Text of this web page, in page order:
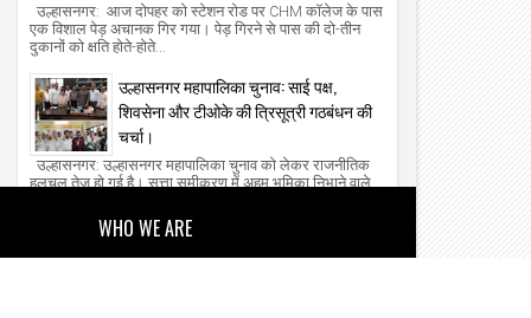
उल्हासनगर: आज दोपहर को स्टेशन रोड पर CHM कॉलेज के पास
एक विशाल पेड़ अचानक गिर गया। पेड़ गिरने से पास की दो-तीन
दुकानों को क्षति होते-होते...
उल्हासनगर महापालिका चुनाव: साई पक्ष,
शिवसेना और टीओके की त्रिसूत्री गठबंधन की
चर्चा।
उल्हासनगर: उल्हासनगर महापालिका चुनाव को लेकर राजनीतिक
हलचल तेज हो गई है। सत्ता समीकरण में अहम भूमिका निभाने वाले
WHO WE ARE